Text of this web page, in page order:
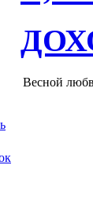
Весной